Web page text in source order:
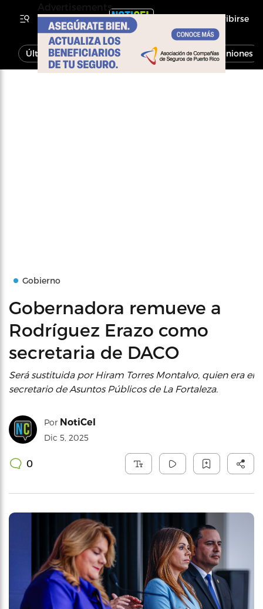
Inscribirse
Última Hora Noticias Economía Opiniones
Gobierno
Gobernadora remueve a
Rodríguez Erazo como
secretaria de DACO
Será sustituida por Hiram Torres Montalvo, quien era el
secretario de Asuntos Públicos de La Fortaleza.
Por NotiCel
Dic 5, 2025
0
Advertisements